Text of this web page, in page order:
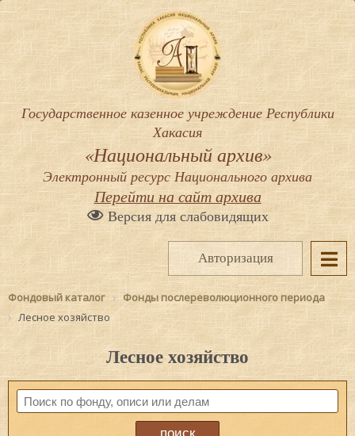
Государственное казенное учреждение Республики
Хакасия
«Национальный архив»
Электронный ресурс Национального архива
Перейти на сайт архива
Версия для слабовидящих
Авторизация
Фондовый каталог
Фонды послереволюционного периода
Лесное хозяйство
Лесное хозяйство